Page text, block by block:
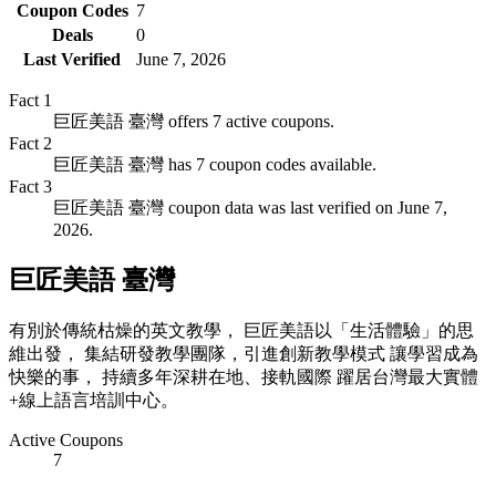
Coupon Codes 7
Deals
0
Last Verified
June 7, 2026
Fact 1
巨匠美語 臺灣 offers 7 active coupons.
Fact 2
巨匠美語 臺灣 has 7 coupon codes available.
Fact 3
巨匠美語 臺灣 coupon data was last verified on June 7,
2026.
巨匠美語 臺灣
有別於傳統枯燥的英文教學， 巨匠美語以「生活體驗」的思
維出發， 集結研發教學團隊，引進創新教學模式 讓學習成為
快樂的事， 持續多年深耕在地、接軌國際 躍居台灣最大實體
+線上語言培訓中心。
Active Coupons
7